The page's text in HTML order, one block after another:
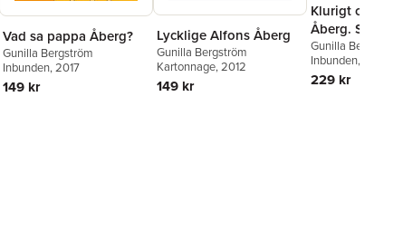
Vad sa pappa Åberg?
Gunilla Bergström
Inbunden, 2017
149 kr
Lycklige Alfons Åberg
Gunilla Bergström
Kartonnage, 2012
149 kr
Klurigt och
Åberg. Siffror
bokstäver
Gunilla Bergström
Inbunden, 2021
229 kr